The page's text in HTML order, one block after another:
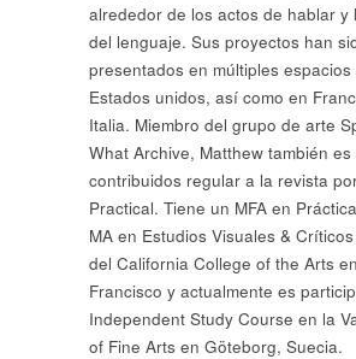
alrededor de los actos de hablar y
del lenguaje. Sus proyectos han
presentados en múltiples espacios
Estados unidos, así como en
Italia. Miembro del grupo de arte
What Archive, Matthew también es
contribuidos regular a la revista
Practical. Tiene un MFA en
MA en Estudios Visuales & Críticos
del California College of the Arts
Francisco y actualmente es
Independent Study Course en la
of Fine Arts en Göteborg, Suecia.